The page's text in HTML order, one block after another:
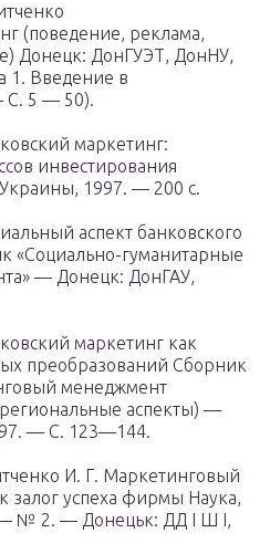
(поведение, реклама,
Донецк: ДонГУЭТ, ДонНУ,
1. Введение в
С. 5 — 50).
маркетинг:
инвестирования
1997. — 200 с.
аспект банковского
«Социально-гуманитарные
— Донецк: ДонГАУ,
маркетинг как
преобразований Сборник
менеджмент
аспекты) —
— С. 123—144.
И. Г. Маркетинговый
залог успеха фирмы Наука,
— № 2. — Донецьк: ДД І Ш І,